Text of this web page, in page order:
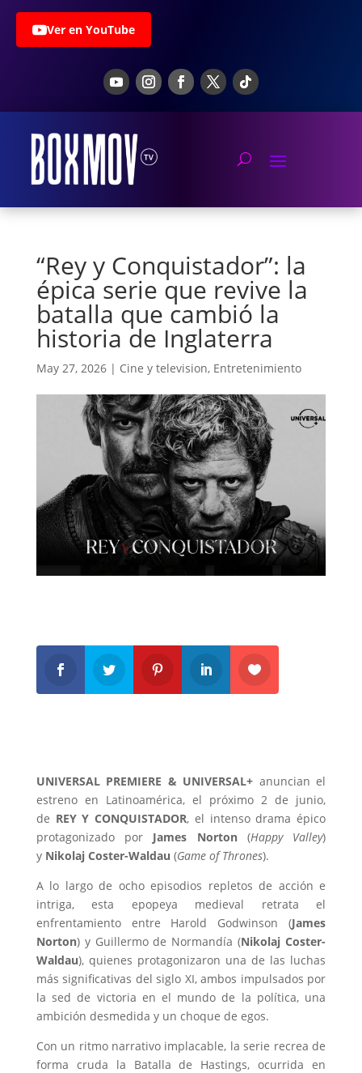
Ver en YouTube
“Rey y Conquistador”: la
épica serie que revive la
batalla que cambió la
historia de Inglaterra
May 27, 2026| Cine y television, Entretenimiento
UNIVERSAL PREMIERE & UNIVERSAL+ anuncian el
estreno en Latinoamérica, el próximo 2 de junio,
de REY Y CONQUISTADOR, el intenso drama épico
protagonizado por James Norton(Happy Valley)
y Nikolaj Coster-Waldau (Game of Thrones).
A lo largo de ocho episodios repletos de acción e
intriga, esta epopeya medieval retrata el
enfrentamiento entre Harold Godwinson (James
Norton) y Guillermo de Normandía (Nikolaj Coster-
Waldau), quienes protagonizaron una de las luchas
más significativas del siglo XI, ambos impulsados por
la sed de victoria en el mundo de la política, una
ambición desmedida y un choque de egos.
Con un ritmo narrativo implacable, la serie recrea de
forma cruda la Batalla de Hastings, ocurrida en